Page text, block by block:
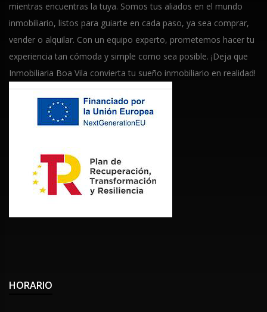
mientras encuentras la tuya. Somos tus aliados en el mundo
inmobiliario, listos para guiarte en cada paso, ya sea comprar,
vender o alquilar. Con un equipo experto, prometemos hacer tu
experiencia tan cómoda y simple como sea posible. ¡Deja que
Inmobiliaria Boa Vila convierta tu sueño inmobiliario en realidad!
HORARIO